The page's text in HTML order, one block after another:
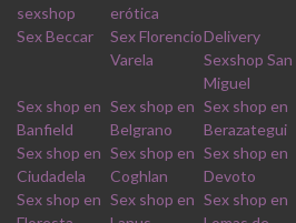
sexshop
erótica
Sex Beccar
Sex Florencio
Varela
Delivery
Sexshop San
Miguel
Sex shop en
Banfield
Sex shop en
Belgrano
Sex shop en
Berazategui
Sex shop en
Ciudadela
Sex shop en
Coghlan
Sex shop en
Devoto
Sex shop en Sex shop en Sex shop en